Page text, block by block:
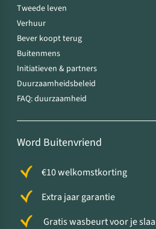
Tweede leven
Verhuur
Bever koopt terug
Buitenmens
Initiatieven & partners
Duurzaamheidsbeleid
FAQ: duurzaamheid
Word Buitenvriend
€10 welkomstkorting
Extra jaar garantie
Gratis wasbeurt voor je